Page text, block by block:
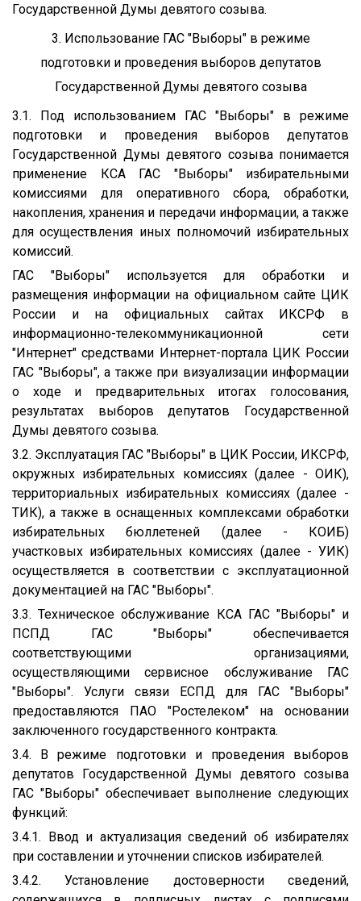
Государственной Думы девятого созыва.
3. Использование ГАС "Выборы" в режиме
подготовки и проведения выборов депутатов
Государственной Думы девятого созыва
3.1. Под использованием ГАС "Выборы" в режиме
подготовки и проведения выборов депутатов
Государственной Думы девятого созыва понимается
применение КСА ГАС "Выборы" избирательными
комиссиями для оперативного сбора, обработки,
накопления, хранения и передачи информации, а также
для осуществления иных полномочий избирательных
комиссий.
ГАС "Выборы" используется для обработки и
размещения информации на официальном сайте ЦИК
России и на официальных сайтах ИКСРФ в
информационно-телекоммуникационной сети
"Интернет" средствами Интернет-портала ЦИК России
ГАС "Выборы", а также при визуализации информации
о ходе и предварительных итогах голосования,
результатах выборов депутатов Государственной
Думы девятого созыва.
3.2. Эксплуатация ГАС "Выборы" в ЦИК России, ИКСРФ,
окружных избирательных комиссиях (далее - ОИК),
территориальных избирательных комиссиях (далее -
ТИК), а также в оснащенных комплексами обработки
избирательных бюллетеней (далее - КОИБ)
участковых избирательных комиссиях (далее - УИК)
осуществляется в соответствии с эксплуатационной
документацией на ГАС "Выборы".
3.3. Техническое обслуживание КСА ГАС "Выборы" и
ПСПД ГАС "Выборы" обеспечивается
соответствующими организациями,
осуществляющими сервисное обслуживание ГАС
"Выборы". Услуги связи ЕСПД для ГАС "Выборы"
предоставляются ПАО "Ростелеком" на основании
заключенного государственного контракта.
3.4. В режиме подготовки и проведения выборов
депутатов Государственной Думы девятого созыва
ГАС "Выборы" обеспечивает выполнение следующих
функций:
3.4.1. Ввод и актуализация сведений об избирателях
при составлении и уточнении списков избирателей.
3.4.2. Установление достоверности сведений,